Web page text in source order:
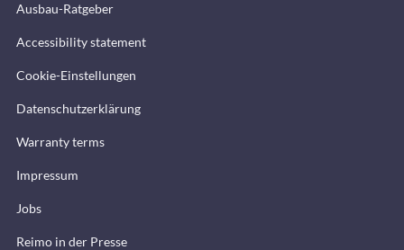
Ausbau-Ratgeber
Accessibility statement
Cookie-Einstellungen
Datenschutzerklärung
Warranty terms
Impressum
Jobs
Reimo in der Presse